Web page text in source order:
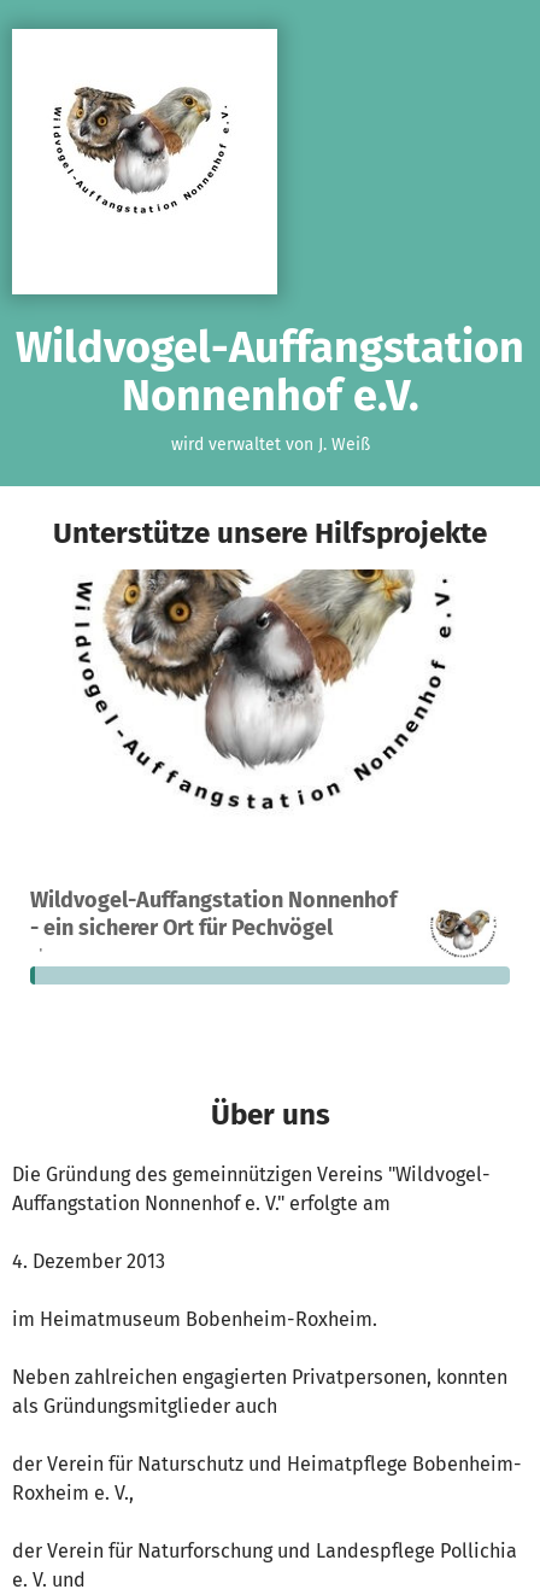
Wildvogel-Auffangstation
Nonnenhof e.V.
wird verwaltet von J. Weiß
Unterstütze unsere Hilfsprojekte
Wildvogel-Auffangstation Nonnenhof
- ein sicherer Ort für Pechvögel
Ein Projekt in Bobenheim-Roxheim, Deutschland
1 % 10.366 €
fehlen noch
Über uns
Die Gründung des gemeinnützigen Vereins "Wildvogel-
Auffangstation Nonnenhof e. V." erfolgte am
4. Dezember 2013
im Heimatmuseum Bobenheim-Roxheim.
Neben zahlreichen engagierten Privatpersonen, konnten
als Gründungsmitglieder auch
der Verein für Naturschutz und Heimatpflege Bobenheim-
Roxheim e. V.,
der Verein für Naturforschung und Landespflege Pollichia
e. V. und